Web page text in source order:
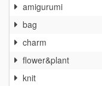
amigurumi
bag
charm
flower&plant
knit